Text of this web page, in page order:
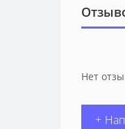
Нет
+